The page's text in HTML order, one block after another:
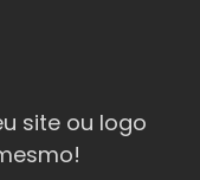
site ou logo